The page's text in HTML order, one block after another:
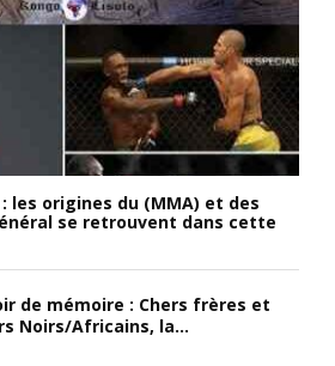
les origines du (MMA) et des
se retrouvent dans cette
de mémoire : Chers frères et
Noirs/Africains, la...